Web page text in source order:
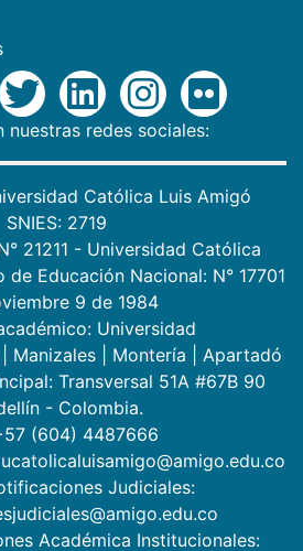
nuestras redes sociales:
Católica Luis Amigó
SNIES: 2719
21211 - Universidad Católica
de Educación Nacional: N° 17701
9 de 1984
Universidad
Manizales Montería
Apartadó
Transversal 51A #67B 90
- Colombia.
(604) 4487666
Judiciales:
Académica Institucionales: